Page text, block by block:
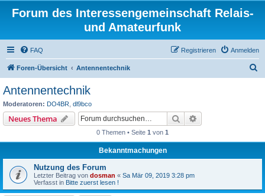
Forum des Interessengemeinschaft Relais-
und Amateurfunk
FAQ Anmelden
Registrieren
Foren-Übersicht Antennentechnik
Antennentechnik
Moderatoren: DO4BR dl9bco
Neues Thema Suche
0 Themen • Seite 1 von 1
Bekanntmachungen
Nutzung des Forum
Letzter Beitrag von dosman « Sa Mär 09, 2019 3:28 pm
Verfasst in Bitte zuerst lesen !